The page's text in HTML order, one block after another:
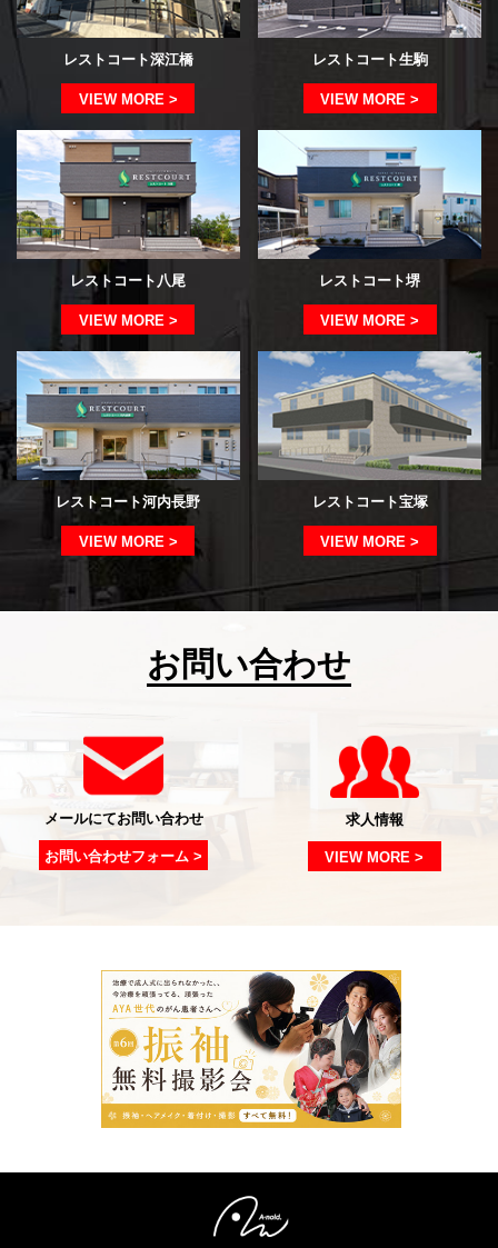
レストコート深江橋
VIEW MORE >
レストコート生駒
VIEW MORE >
レストコート八尾
VIEW MORE >
レストコート堺
VIEW MORE >
レストコート河内長野
VIEW MORE >
レストコート宝塚
VIEW MORE >
お問い合わせ
メールにてお問い合わせ
お問い合わせフォーム >
求人情報
VIEW MORE >